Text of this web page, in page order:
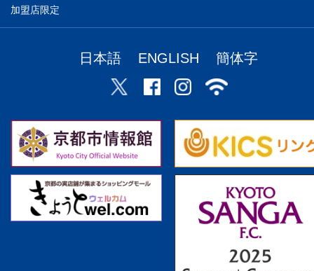
加盟店限定
日本語 ENGLISH 簡体字